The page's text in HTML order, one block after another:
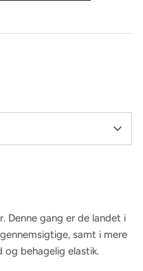
Denne gang er de landet i
samt i mere
og behagelig elastik.